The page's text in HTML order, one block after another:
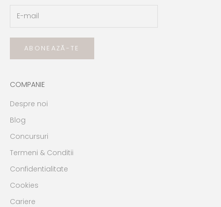
ABONEAZĂ-TE
COMPANIE
Despre noi
Blog
Concursuri
Termeni & Conditii
Confidentialitate
Cookies
Cariere